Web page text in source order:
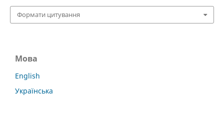
Формати цитування
Мова
English
Українська